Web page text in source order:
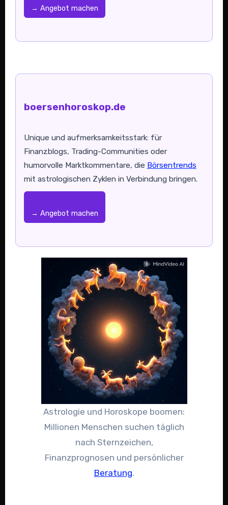
→ Angebot machen
boersenhoroskop.de
Unique und aufmerksamkeitsstark: für
Finanzblogs, Trading-Communities oder
humorvolle Marktkommentare, die Börsentrends
mit astrologischen Zyklen in Verbindung bringen.
→ Angebot machen
Astrologie und Horoskope boomen:
Millionen Menschen suchen täglich
nach Sternzeichen,
Finanzprognosen und persönlicher
Beratung.